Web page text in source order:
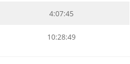
4:07:45
10:28:49